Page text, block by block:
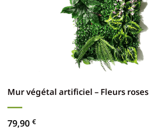
Mur végétal artificiel – Fleurs roses
79,90 €